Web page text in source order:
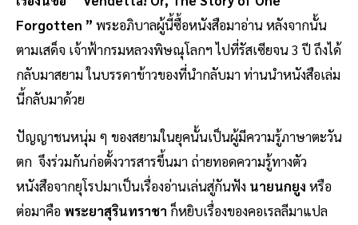
Forgotten ” พระอภิบาลผู้นี้ซื้อหนังสือมาอ่าน หลังจากนั้น
ตามเสด็จ เจ้าฟ้ากรมหลวงพิษณุโลกฯ ไปที่รัสเซียจน 3 ปี ถึงได้
กลับมาสยาม ในบรรดาข้าวของที่นำกลับมา ท่านนำหนังสือเล่ม
นี้กลับมาด้วย
ปัญญาชนหนุ่ม ๆ ของสยามในยุคนั้นเป็นผู้มีความรู้ภาษาตะวัน
ตก จึงร่วมกันก่อตั้งวารสารขึ้นมา ถ่ายทอดความรู้ทางตัว
หนังสือจากยุโรปมาเป็นเรื่องอ่านเล่นสู่กันฟัง นายนกยูง หรือ
ต่อมาคือ พระยาสุรินทราชา ก็หยิบเรื่องของคอเรลลีมาแปล